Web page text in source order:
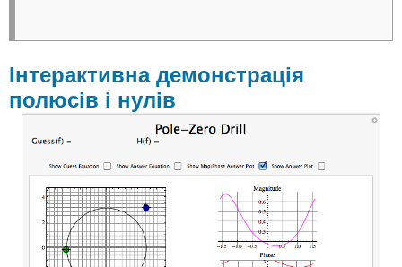
Інтерактивна демонстрація
полюсів і нулів